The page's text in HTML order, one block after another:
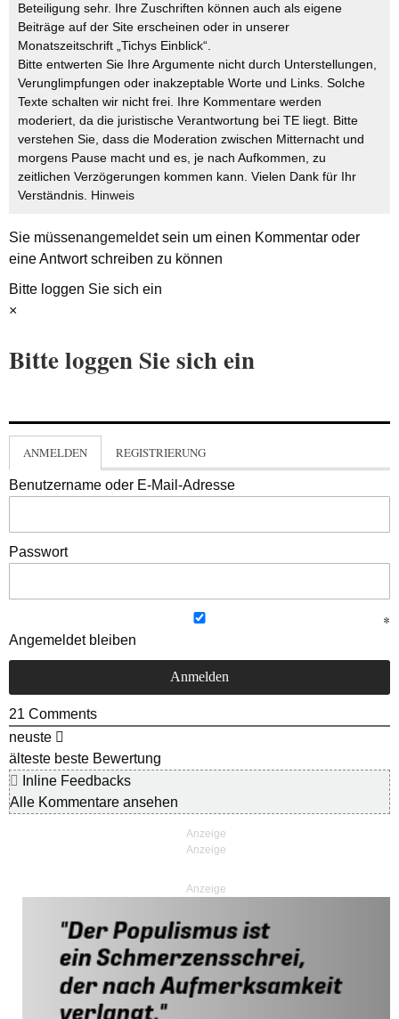
Beteiligung sehr. Ihre Zuschriften können auch als eigene
Beiträge auf der Site erscheinen oder in unserer
Monatszeitschrift „Tichys Einblick“.
Bitte entwerten Sie Ihre Argumente nicht durch Unterstellungen,
Verunglimpfungen oder inakzeptable Worte und Links. Solche
Texte schalten wir nicht frei. Ihre Kommentare werden
moderiert, da die juristische Verantwortung bei TE liegt. Bitte
verstehen Sie, dass die Moderation zwischen Mitternacht und
morgens Pause macht und es, je nach Aufkommen, zu
zeitlichen Verzögerungen kommen kann. Vielen Dank für Ihr
Verständnis. Hinweis
Sie müssenangemeldetsein um einen Kommentar oder
eine Antwort schreiben zu können
Bitte loggen Sie sich ein
×
Bitte loggen Sie sich ein
ANMELDEN REGISTRIERUNG
Benutzername oder E-Mail-Adresse
Passwort
Angemeldet bleiben
21 Comments
neuste
älteste beste Bewertung
Inline Feedbacks
Alle Kommentare ansehen
Anzeige